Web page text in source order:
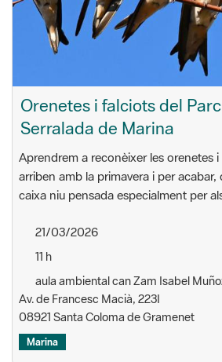
Orenetes i falciots del Parc
Aprendrem a reconèixer les orenetes i
arriben amb la primavera i per acabar,
caixa niu pensada especialment per
21/03/2026
11 h
08921 Santa Coloma de Gramenet
Marina
S'estan mostrant 1 - 4 de 4 resultats.